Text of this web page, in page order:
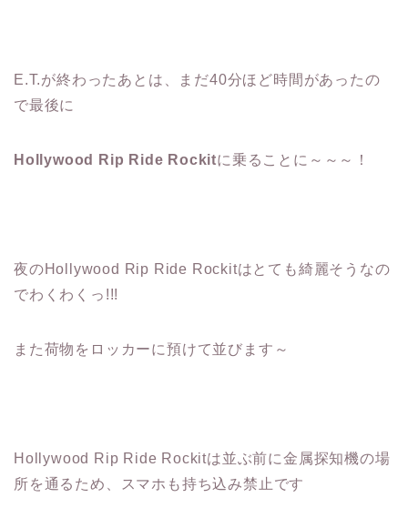
E.T.が終わったあとは、まだ40分ほど時間があったの
で最後に
Hollywood Rip Ride Rockitに乗ることに～～～！
夜のHollywood Rip Ride Rockitはとても綺麗そうなの
でわくわくっ!!!
また荷物をロッカーに預けて並びます～
Hollywood Rip Ride Rockitは並ぶ前に金属探知機の場
所を通るため、スマホも持ち込み禁止です